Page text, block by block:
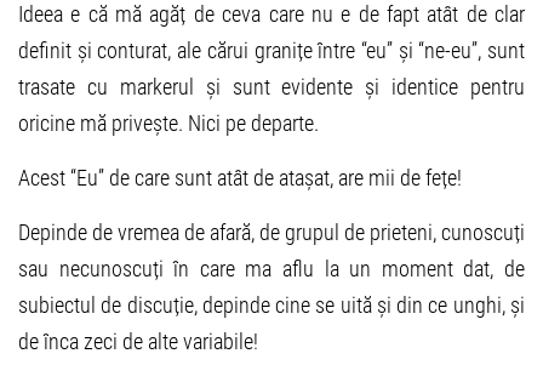
Ideea e că mă agăț de ceva care nu e de fapt atât de clar
definit și conturat, ale cărui granițe între “eu” și “ne-eu”, sunt
trasate cu markerul și sunt evidente și identice pentru
oricine mă privește. Nici pe departe.
Acest “Eu” de care sunt atât de atașat, are mii de fețe!
Depinde de vremea de afară, de grupul de prieteni, cunoscuți
sau necunoscuți în care ma aflu la un moment dat, de
subiectul de discuție, depinde cine se uită și din ce unghi, și
de înca zeci de alte variabile!